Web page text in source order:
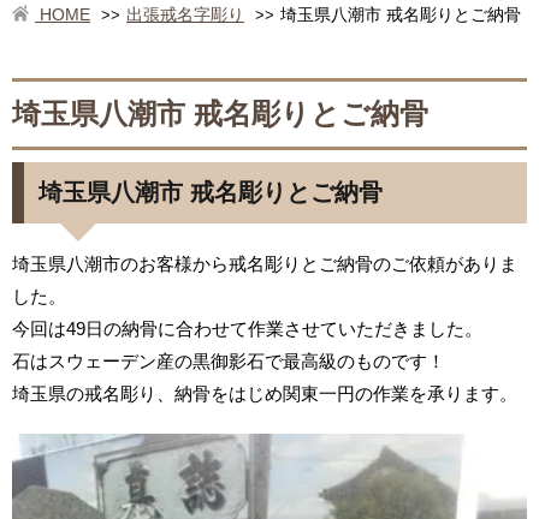
HOME >> 出張戒名字彫り >> 埼玉県八潮市 戒名彫りとご納骨
埼玉県八潮市 戒名彫りとご納骨
埼玉県八潮市 戒名彫りとご納骨
埼玉県八潮市のお客様から戒名彫りとご納骨のご依頼がありま
した。
今回は49日の納骨に合わせて作業させていただきました。
石はスウェーデン産の黒御影石で最高級のものです！
埼玉県の戒名彫り、納骨をはじめ関東一円の作業を承ります。